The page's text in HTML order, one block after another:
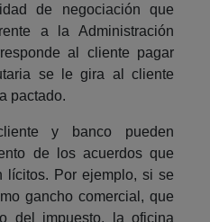
de negociación que
a la Administración
al cliente pagar
se le gira al cliente
pactado.
y banco pueden
de los acuerdos que
lícitos. Por ejemplo, si se
gancho comercial, que
del impuesto, la oficina